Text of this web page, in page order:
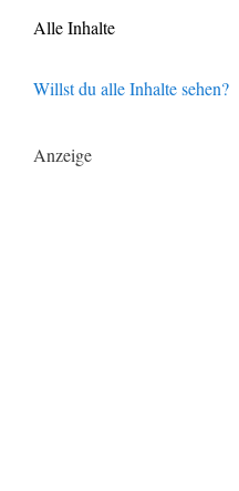
Alle Inhalte
Willst du alle Inhalte sehen?
Anzeige